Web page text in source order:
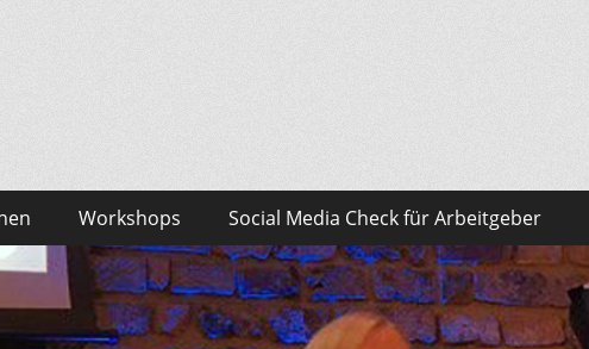
Workshops Social Media Check für Arbeitgeber